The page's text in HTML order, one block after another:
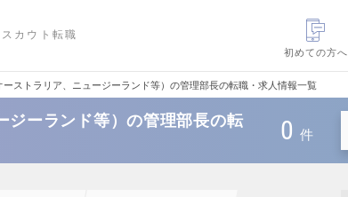
カウト転職
初めての方へ
ーストラリア、ニュージーランド等）の管理部長の転職・求人情報一覧
ジーランド等）の管理部長の転
0 件